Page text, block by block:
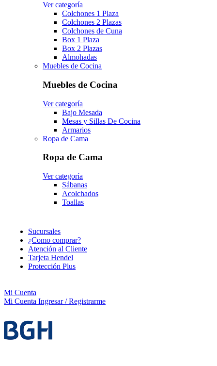
Ver categoría
Colchones 1 Plaza
Colchones 2 Plazas
Colchones de Cuna
Box 1 Plaza
Box 2 Plazas
Almohadas
Muebles de Cocina
Muebles de Cocina
Ver categoría
Bajo Mesada
Mesas y Sillas De Cocina
Armarios
Ropa de Cama
Ropa de Cama
Ver categoría
Sábanas
Acolchados
Toallas
Sucursales
¿Como comprar?
Atención al Cliente
Tarjeta Hendel
Protección Plus
Mi Cuenta
Mi Cuenta Ingresar / Registrarme